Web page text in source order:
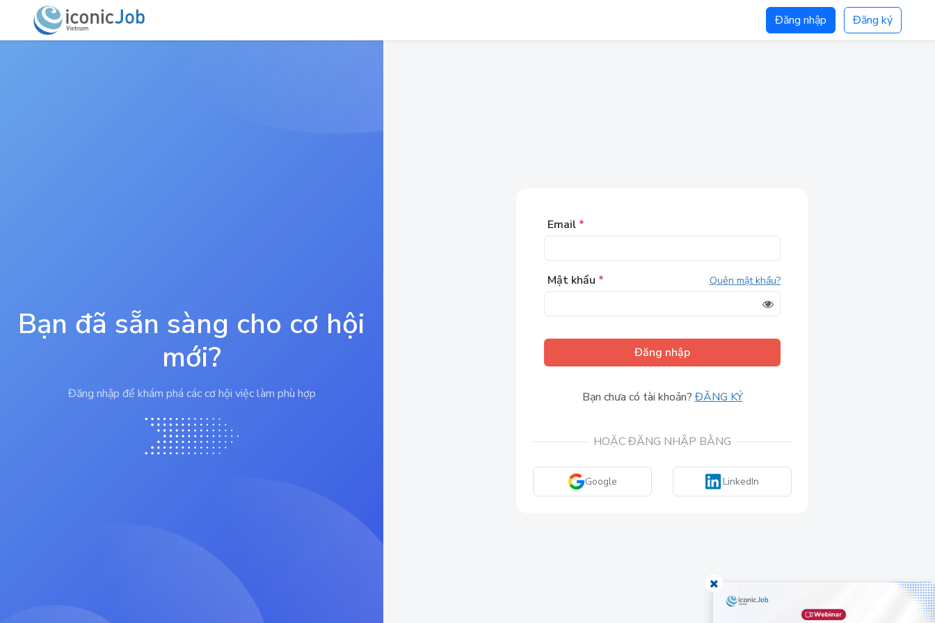
Đăng nhập Đăng ký
Bạn đã sẵn sàng cho cơ hội
mới?
Đăng nhập để khám phá các cơ hội việc làm phù hợp
Email *
Mật khẩu * Quên mật khẩu?
Đăng nhập
Bạn chưa có tài khoản? ĐĂNG KÝ
HOẶC ĐĂNG NHẬP BẰNG
Google LinkedIn